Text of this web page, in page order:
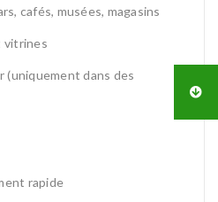
cafés, musées, magasins
vitrines
dans des
rapide